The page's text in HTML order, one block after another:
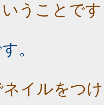
うことで
。
イルをつ